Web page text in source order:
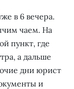
в 6 вечера.
чаем. На
пункт, где
а дальше
дни юрист
и